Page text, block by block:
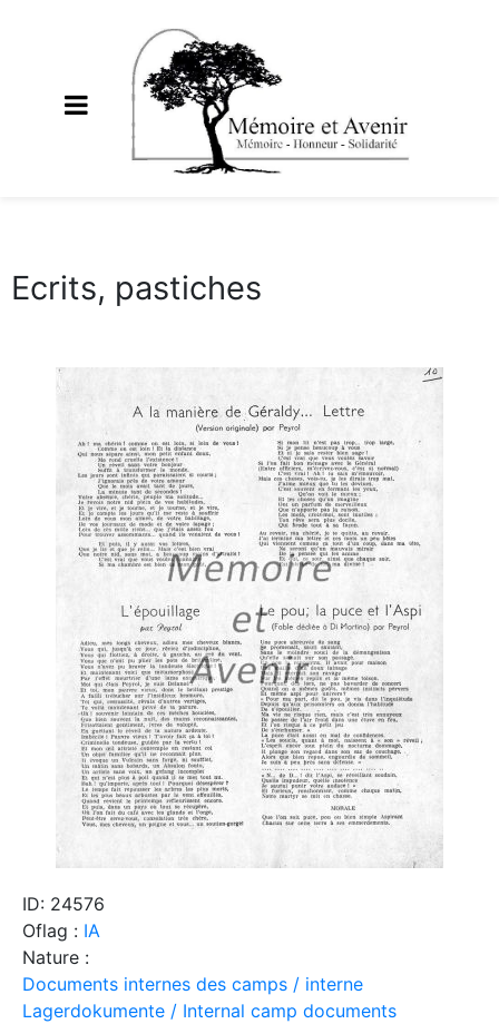
Ecrits, pastiches
ID: 24576
Oflag : IA
Nature :
Documents internes des camps / interne
Lagerdokumente / Internal camp documents